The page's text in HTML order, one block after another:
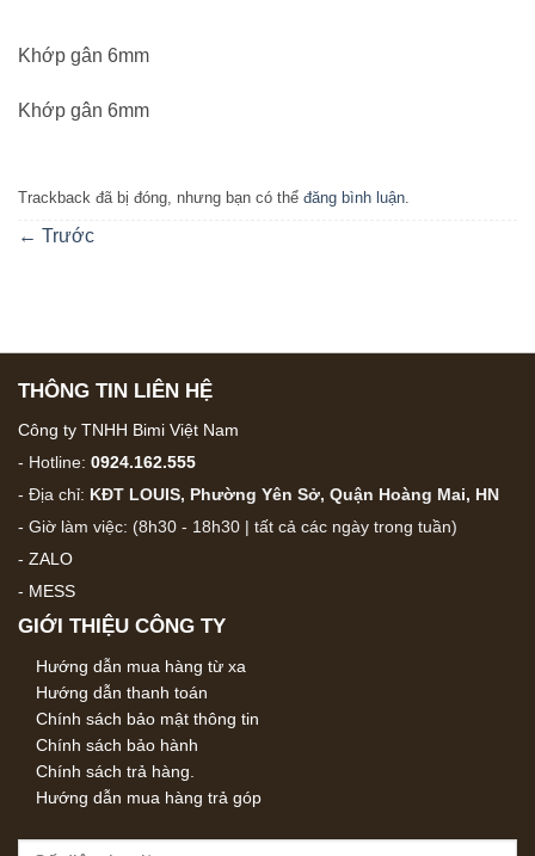
Khớp gân 6mm
Khớp gân 6mm
Trackback đã bị đóng, nhưng bạn có thể đăng bình luận.
← Trước
THÔNG TIN LIÊN HỆ
Công ty TNHH Bimi Việt Nam
- Hotline: 0924.162.555
- Địa chỉ: KĐT LOUIS, Phường Yên Sở, Quận Hoàng Mai, HN
- Giờ làm việc: (8h30 - 18h30 | tất cả các ngày trong tuần)
- ZALO
- MESS
GIỚI THIỆU CÔNG TY
Hướng dẫn mua hàng từ xa
Hướng dẫn thanh toán
Chính sách bảo mật thông tin
Chính sách bảo hành
Chính sách trả hàng.
Hướng dẫn mua hàng trả góp